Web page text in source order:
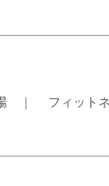
｜ フィット